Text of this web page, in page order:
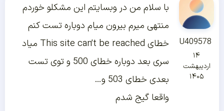
U409578
۱۴
اردیبهشت
۱۴۰۵
با سلام من در وبسایتم این مشکلو خوردم
منتهی میرم بیرون میام دوباره تست کنم
خطای This site can’t be reached میاد
سری بعد دوباره خطای 500 و توی تست
بعدی خطای 503 و…
واقعا گیج شدم